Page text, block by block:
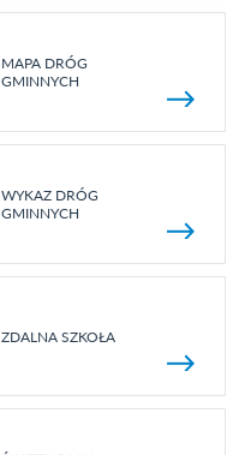
MAPA DRÓG
GMINNYCH
WYKAZ DRÓG
GMINNYCH
ZDALNA SZKOŁA